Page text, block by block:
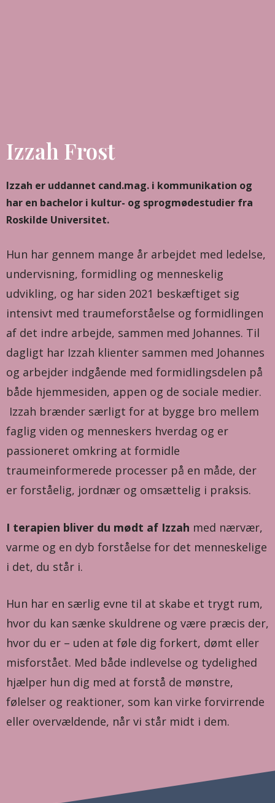
Izzah Frost
Izzah er uddannet cand.mag. i kommunikation og
har en bachelor i kultur- og sprogmødestudier fra
Roskilde Universitet.
Hun har gennem mange år arbejdet med ledelse,
undervisning, formidling og menneskelig
udvikling, og har siden 2021 beskæftiget sig
intensivt med traumeforståelse og formidlingen
af det indre arbejde, sammen med Johannes. Til
dagligt har Izzah klienter sammen med Johannes
og arbejder indgående med formidlingsdelen på
både hjemmesiden, appen og de sociale medier.
Izzah brænder særligt for at bygge bro mellem
faglig viden og menneskers hverdag og er
passioneret omkring at formidle
traumeinformerede processer på en måde, der
er forståelig, jordnær og omsættelig i praksis.
I terapien bliver du mødt af Izzah med nærvær,
varme og en dyb forståelse for det menneskelige
i det, du står i.
Hun har en særlig evne til at skabe et trygt rum,
hvor du kan sænke skuldrene og være præcis der,
hvor du er – uden at føle dig forkert, dømt eller
misforstået. Med både indlevelse og tydelighed
hjælper hun dig med at forstå de mønstre,
følelser og reaktioner, som kan virke forvirrende
eller overvældende, når vi står midt i dem.